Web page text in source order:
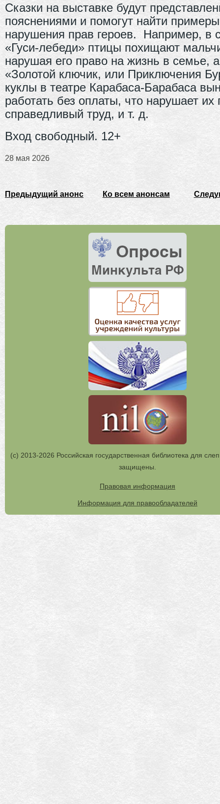
Сказки на выставке будут
пояснениями и помогут найти примеры
нарушения прав героев. Например, в
«Гуси-лебеди» птицы похищают
нарушая его право на жизнь в семье,
«Золотой ключик, или Приключения
куклы в театре Карабаса-Барабаса
работать без оплаты, что нарушает их
справедливый труд, и т. д.
Вход свободный. 12+
28 мая 2026
Предыдущий анонс Ко всем анонсам
(с) 2013-2026 Российская государственная библиотека для
защищены.
Правовая информация
Информация для правообладателей